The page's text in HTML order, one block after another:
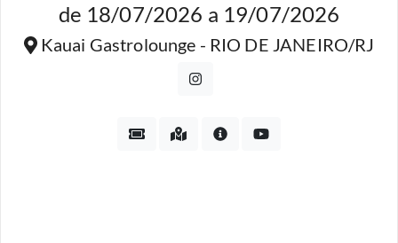
de 18/07/2026 a 19/07/2026
Kauai Gastrolounge - RIO DE JANEIRO/RJ